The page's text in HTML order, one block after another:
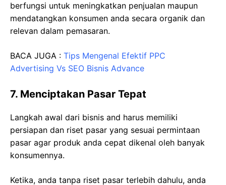
berfungsi untuk meningkatkan penjualan maupun
mendatangkan konsumen anda secara organik dan
relevan dalam pemasaran.
BACA JUGA : Tips Mengenal Efektif PPC
Advertising Vs SEO Bisnis Advance
7. Menciptakan Pasar Tepat
Langkah awal dari bisnis and harus memiliki
persiapan dan riset pasar yang sesuai permintaan
pasar agar produk anda cepat dikenal oleh banyak
konsumennya.
Ketika, anda tanpa riset pasar terlebih dahulu, anda